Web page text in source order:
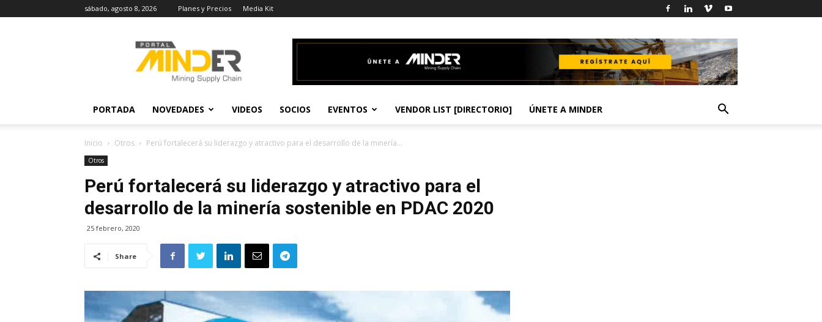
sábado, agosto 8, 2026 Planes y Precios Media Kit
Actualidad
Minera
PORTADA NOVEDADES VIDEOS SOCIOS EVENTOS VENDOR LIST [DIRECTORIO] ÚNETE A MINDER
Inicio Otros Perú fortalecerá su liderazgo y atractivo para el desarrollo de la minería...
Otros
Perú fortalecerá su liderazgo y atractivo para el
desarrollo de la minería sostenible en PDAC 2020
25 febrero, 2020
Share